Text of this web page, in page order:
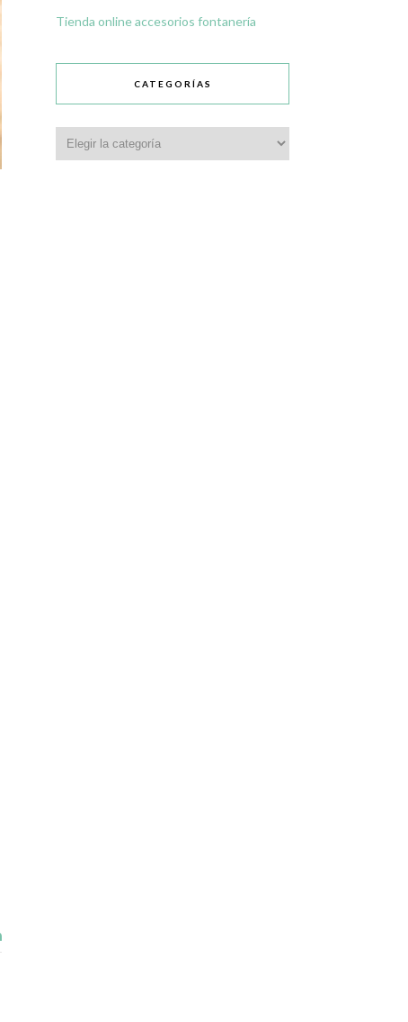
Tienda online accesorios fontanería
CATEGORÍAS